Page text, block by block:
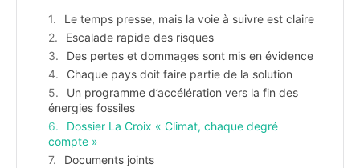
Le temps presse, mais la voie à suivre est claire
Escalade rapide des risques
Des pertes et dommages sont mis en évidence
Chaque pays doit faire partie de la solution
Un programme d’accélération vers la fin des
énergies fossiles
Dossier La Croix « Climat, chaque degré
compte »
Documents joints